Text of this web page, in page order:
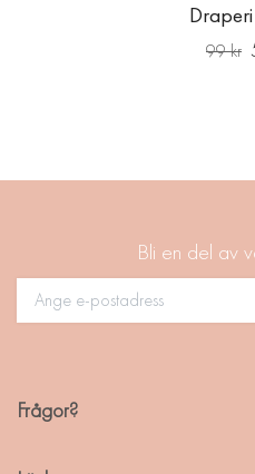
99 kr
Bli en del av
Frågor?